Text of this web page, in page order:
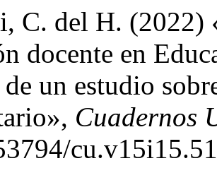
C. del H. (2022)
docente en
un estudio
Cuadernos